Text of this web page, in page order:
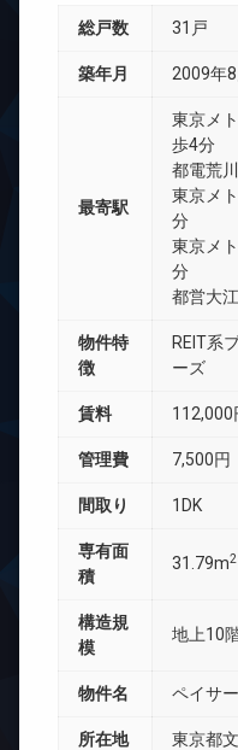
総戸数 31戸
築年月 2009年8
最寄駅
東京メ
歩4分
都電荒
東京メ
分
東京メ
分
都営大
物件特
徴
REIT系
ーズ
賃料 112,000
管理費 7,500円
間取り 1DK
専有面
積
31.79m2
構造規
模
地上10
物件名 ペイサ
所在地 東京都